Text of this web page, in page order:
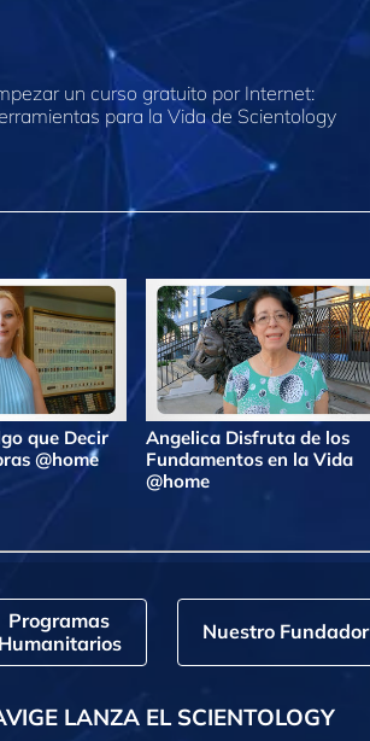
un curso gratuito por Internet:
para la Vida de Scientology
que Decir
@home
Angelica Disfruta de los
Fundamentos en la Vida
@home
Programas
Humanitarios
Nuestro Fundador
LANZA EL SCIENTOLOGY